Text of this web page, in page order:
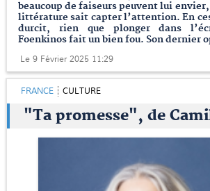
beaucoup de faiseurs peuvent lui
littérature sait capter l’attention. En
durcit, rien que plonger dans
Foenkinos fait un bien fou. Son dernier
Le 9 Février 2025 11:29
FRANCE CULTURE
"Ta promesse", de